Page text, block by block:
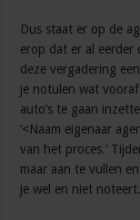
Dus staat er op de
erop dat er al eerder
deze vergadering
je notulen wat vooraf
auto’s te gaan
‘<Naam eigenaar
van het proces.’
maar aan te vullen
je wel en niet